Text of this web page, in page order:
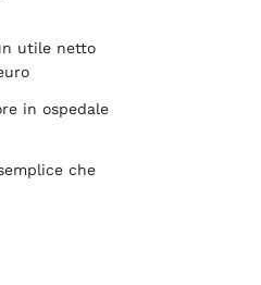
utile netto
in ospedale
che